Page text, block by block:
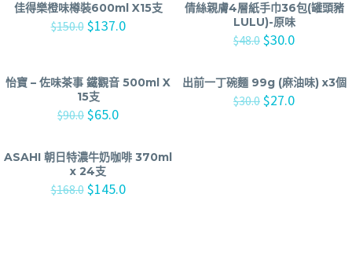
佳得樂橙味樽裝600ml X15支
$150.0 $137.0
倩絲親膚4層紙手巾36包(罐頭豬
LULU)-原味
$48.0 $30.0
怡寶 – 佐味茶事 鐵觀音 500ml X
15支
$90.0 $65.0
出前一丁碗麵 99g (麻油味) x3個
$30.0 $27.0
ASAHI 朝日特濃牛奶咖啡 370ml
x 24支
$168.0 $145.0